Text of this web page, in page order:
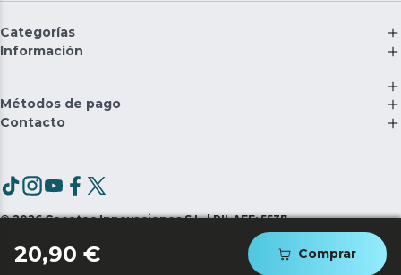
20,90 € Comprar
Categorías
Información
Métodos de pago
Contacto
©2026 Cecotec Innovaciones S.L. | RII-AEE: 5537